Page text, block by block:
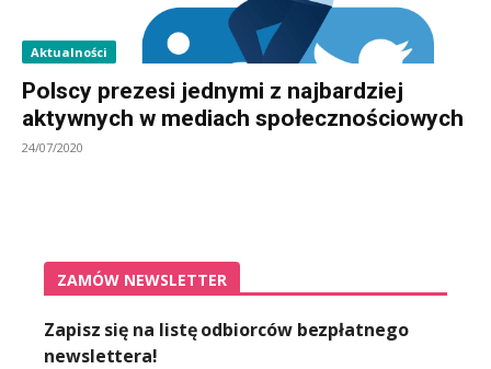
Aktualności
Polscy prezesi jednymi z najbardziej
aktywnych w mediach społecznościowych
24/07/2020
ZAMÓW NEWSLETTER
Zapisz się na listę odbiorców bezpłatnego
newslettera!